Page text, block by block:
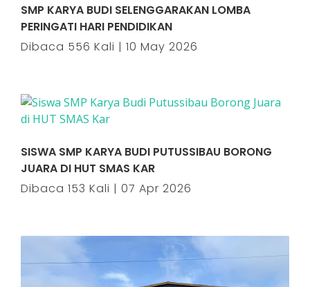
SMP KARYA BUDI SELENGGARAKAN LOMBA
PERINGATI HARI PENDIDIKAN
Dibaca 556 Kali | 10 May 2026
SISWA SMP KARYA BUDI PUTUSSIBAU BORONG
JUARA DI HUT SMAS KAR
Dibaca 153 Kali | 07 Apr 2026